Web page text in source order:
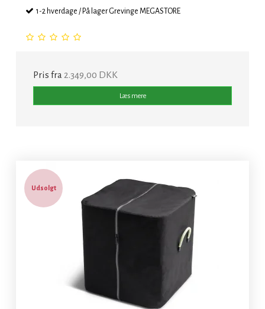
1-2 hverdage / På lager Grevinge MEGASTORE
Pris fra 2.349,00 DKK
Læs mere
Udsolgt